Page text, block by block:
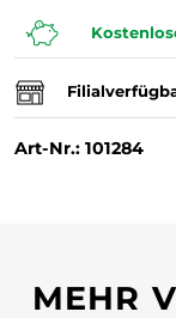
Art-Nr.: 101284
MEHR